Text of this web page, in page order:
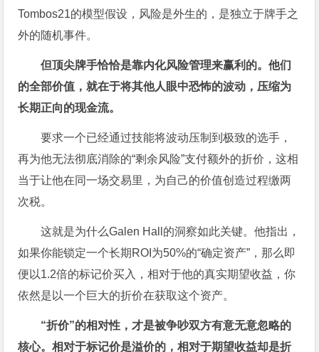
Tombos21的模型假设，风险是外生的，是独立于牌手之
外的随机事件。
但顶尖牌手恰恰是靠内化风险管理来赢利的。他们
的全部价值，就在于将其他人眼中恐怖的波动，压缩为
长期正向的现金流。
要求一个已经通过技能将波动压制到极致的选手，
再为他无法彻底消除的“剩余风险”支付额外的折价，这相
当于让他在同一场交易里，为自己的价值创造过程缴两
次税。
这就是为什么Galen Hall的洞察如此关键。他指出，
如果你能锁定一个长期ROI为50%的“确定资产”，那么即
便以1.2倍的标记价买入，相对于他的真实期望收益，你
依然是以一个巨大的折价在获取这个资产。
“折价”的相对性，才是被争吵双方有意无意忽略的
核心。相对于标记价是溢价的，相对于期望收益却是折